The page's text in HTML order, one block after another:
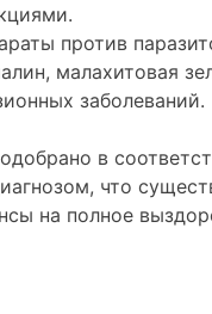
против
малахитовая
заболеваний.
в
что
на полное